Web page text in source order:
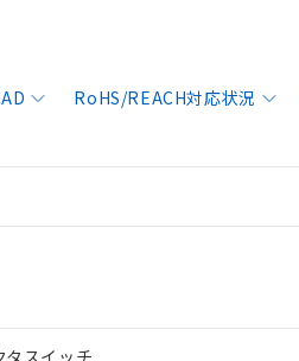
RoHS/REACH対応状況
タスイッチ